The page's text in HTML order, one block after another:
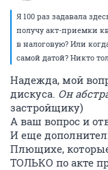
Я 100 раз задавала
получу акт-приемки
в налоговую? Или
самой датой? Никто
Надежда, мой
дискуса. Он
застройщику)
А ваш вопрос и
И еще
Плющихе,
ТОЛЬКО по акте